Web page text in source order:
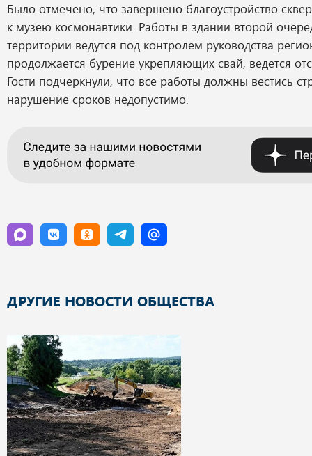
Было отмечено, что завершено благоустройство
к музею космонавтики. Работы в здании второй
территории ведутся под контролем руководства
продолжается бурение укрепляющих свай, ведется
Гости подчеркнули, что все работы должны вестись
нарушение сроков недопустимо.
ДРУГИЕ НОВОСТИ ОБЩЕСТВА